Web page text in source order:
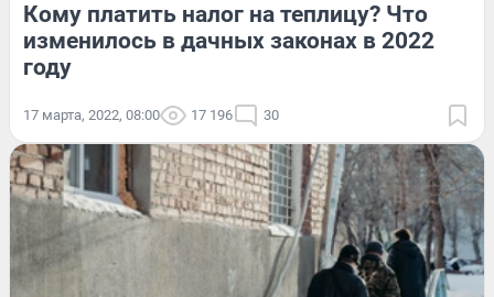
Кому платить налог на теплицу? Что
изменилось в дачных законах в 2022
году
17 марта, 2022, 08:00 17 196 30